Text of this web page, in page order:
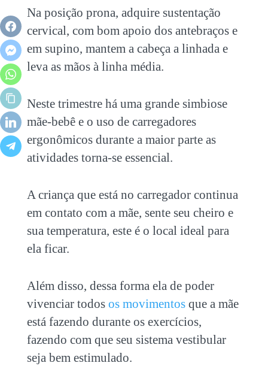
Na posição prona, adquire sustentação
cervical, com bom apoio dos antebraços e
em supino, mantem a cabeça a linhada e
leva as mãos à linha média.
Neste trimestre há uma grande simbiose
mãe-bebê e o uso de carregadores
ergonômicos durante a maior parte as
atividades torna-se essencial.
A criança que está no carregador continua
em contato com a mãe, sente seu cheiro e
sua temperatura, este é o local ideal para
ela ficar.
Além disso, dessa forma ela de poder
vivenciar todos os movimentosque a mãe
está fazendo durante os exercícios,
fazendo com que seu sistema vestibular
seja bem estimulado.